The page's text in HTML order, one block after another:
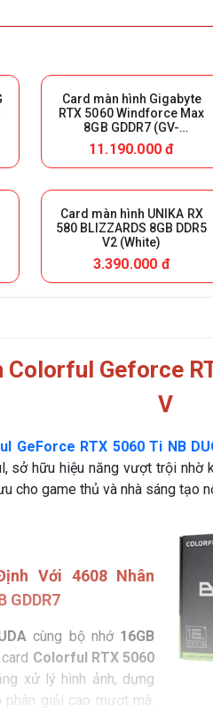
Card màn hình Gigabyte
RTX 5060 Windforce Max
8GB GDDR7 (GV-
N5060WF2MAX-OC 8GD)
11.190.000 đ
Card màn hình UNIKA RX
580 BLIZZARDS 8GB DDR5
V2 (White)
3.390.000 đ
Colorful Geforce
V
GeForce RTX 5060 Ti NB
sở hữu hiệu năng vượt trội nhờ
cho game thủ và nhà sáng tạo
Với 4608 Nhân
GDDR7
cùng bộ nhớ 16GB
Colorful RTX 5060
xử lý hình ảnh, dựng
giải cao mượt mà.